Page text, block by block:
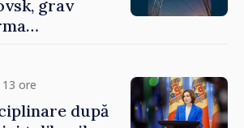
grav
ore
după